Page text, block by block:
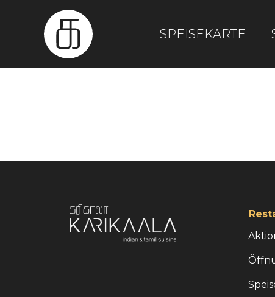
SPEISEKARTE